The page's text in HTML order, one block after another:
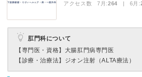
アクセス数 7月:264 | 6月:
肛門科について
【専門医・資格】 大腸肛門病専門医
【診療・治療法】 ジオン注射（ALTA療法）